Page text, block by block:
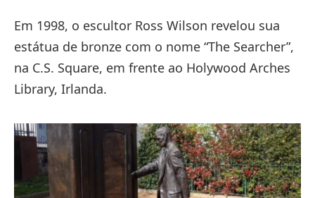
Em 1998, o escultor Ross Wilson revelou sua
estátua de bronze com o nome “The Searcher”,
na C.S. Square, em frente ao Holywood Arches
Library, Irlanda.